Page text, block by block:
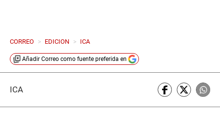
CORREO > EDICION > ICA
Añadir Correo como fuente preferida en
ICA